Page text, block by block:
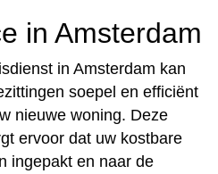
in Amsterdam
in Amsterdam kan
soepel en efficiënt
nieuwe woning. Deze
ervoor dat uw kostbare
ingepakt en naar de